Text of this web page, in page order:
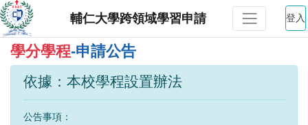
輔仁大學跨領域學習申請 登入
學分學程-申請公告
依據：本校學程設置辦法
公告事項：